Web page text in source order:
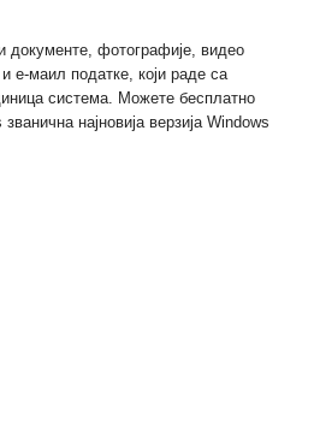
документе, фотографије, видео
е-маил податке, који раде са
система. Можете бесплатно
најновија верзија Windows